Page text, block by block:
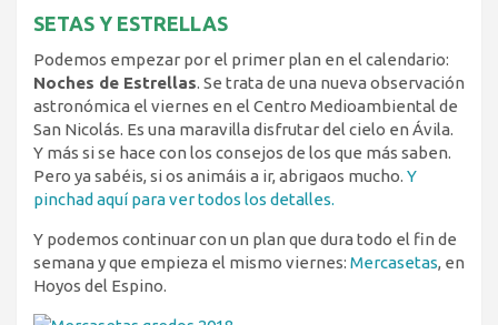
SETAS Y ESTRELLAS
Podemos empezar por el primer plan en el calendario:
Noches de Estrellas. Se trata de una nueva observación
astronómica el viernes en el Centro Medioambiental de
San Nicolás. Es una maravilla disfrutar del cielo en Ávila.
Y más si se hace con los consejos de los que más saben.
Pero ya sabéis, si os animáis a ir, abrigaos mucho. Y
pinchad aquí para ver todos los detalles.
Y podemos continuar con un plan que dura todo el fin de
semana y que empieza el mismo viernes: Mercasetas, en
Hoyos del Espino.